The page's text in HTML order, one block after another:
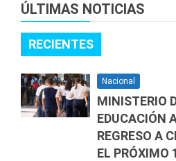
ÚLTIMAS NOTICIAS
RECIENTES
Nacional
MINISTERIO
EDUCACIÓN
REGRESO A
EL PRÓXIMO